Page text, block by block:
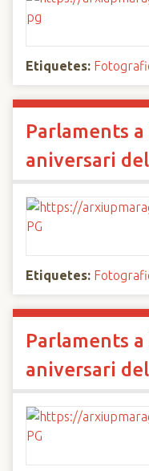
Etiquetes:
Parlaments
aniversari
Etiquetes:
Parlaments
aniversari